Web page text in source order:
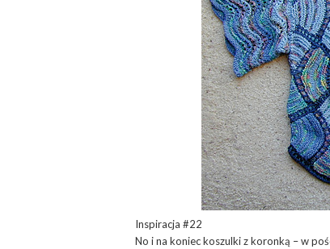
Inspiracja #22
No i na koniec koszulki z koronką – w